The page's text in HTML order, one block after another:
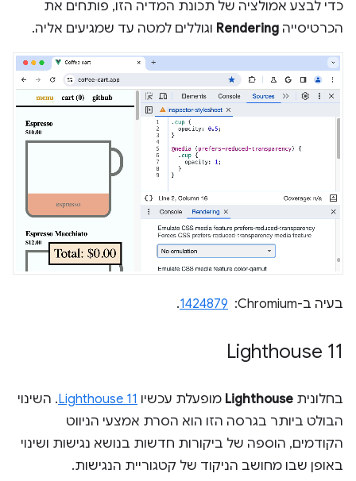
כדי לבצע אמולציה של תכונת המדיה הזו, פותחים את
הכרטיסייה Rendering וגוללים למטה עד שמגיעים אליה.
בעיה ב-Chromium: ‏ 1424879
.
Lighthouse 11
בחלונית Lighthouse מופעלת עכשיו Lighthouse 11. השינוי
הבולט ביותר בגרסה הזו הוא הסרת אמצעי הניווט
הקודמים, הוספה של ביקורות חדשות בנושא נגישות ושינוי
באופן שבו מחושב הניקוד של קטגוריית הנגישות.